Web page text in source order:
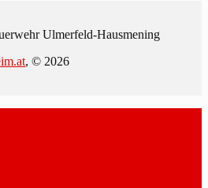
Ulmerfeld-Hausmening
, © 2026